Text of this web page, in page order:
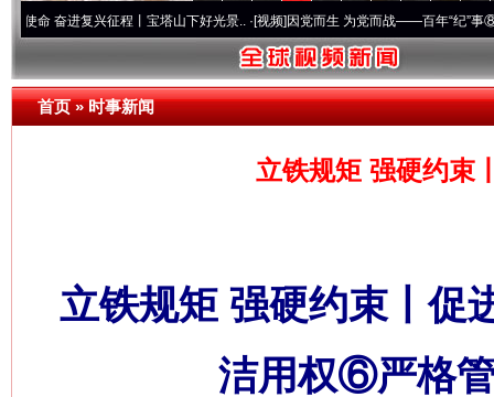
复兴征程丨宝塔山下好光景..·[视频]因党而生 为党而战——百年“纪”事⑧加强纪律..
首页»时事新闻
立铁规矩 强硬约束
立铁规矩 强硬约束丨促
洁用权⑥严格